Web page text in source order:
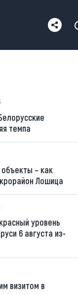
темпа
– как
Лошица
уровень
6 августа из-
визитом в